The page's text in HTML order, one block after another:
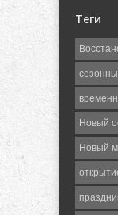
Теги
Новый
Новый